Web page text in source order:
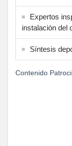
Expertos
instalación del
Síntesis
Contenido